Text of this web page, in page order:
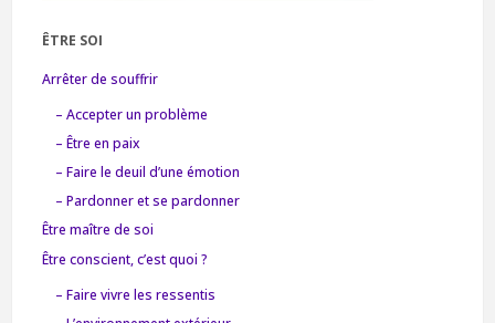
ÊTRE SOI
Arrêter de souffrir
– Accepter un problème
– Être en paix
– Faire le deuil d’une émotion
– Pardonner et se pardonner
Être maître de soi
Être conscient, c’est quoi ?
– Faire vivre les ressentis